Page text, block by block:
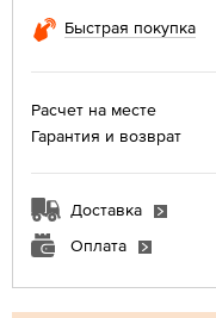
Быстрая покупка
Расчет на месте
Гарантия и возврат
Доставка
Оплата